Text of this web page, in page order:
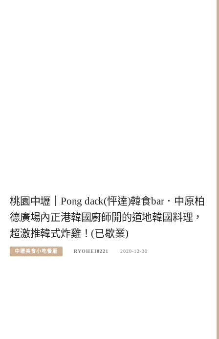
桃園中壢｜Pong dack(怦達)韓食bar．中原柏
德廣場內正港韓國廚師開的道地韓國料理，
超激推韓式炸雞！(已歇業)
中壢美食小吃餐廳 RYOHEI0221 2020-12-30